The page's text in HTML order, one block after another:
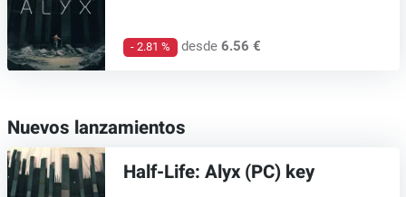
- 2.81 % desde6.56 €
Nuevos lanzamientos
Half-Life: Alyx (PC) key